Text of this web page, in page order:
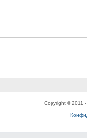
Copyright © 2011 -